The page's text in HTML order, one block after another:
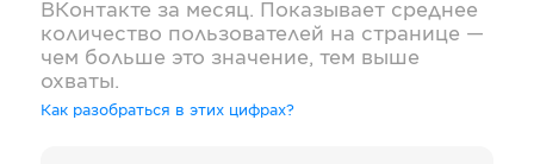
ВКонтакте за месяц. Показывает среднее
количество пользователей на странице —
чем больше это значение, тем выше
охваты.
Как разобраться в этих цифрах?